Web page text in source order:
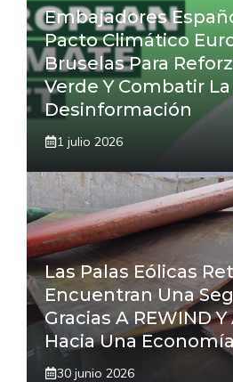
Embajadores
Pacto Climático
Bruselas Para
Verde Y Combatir La
Desinformación
1 julio 2026
Las Palas Eólicas
Encuentran Una
Gracias A REWIND
Hacia Una
30 junio 2026